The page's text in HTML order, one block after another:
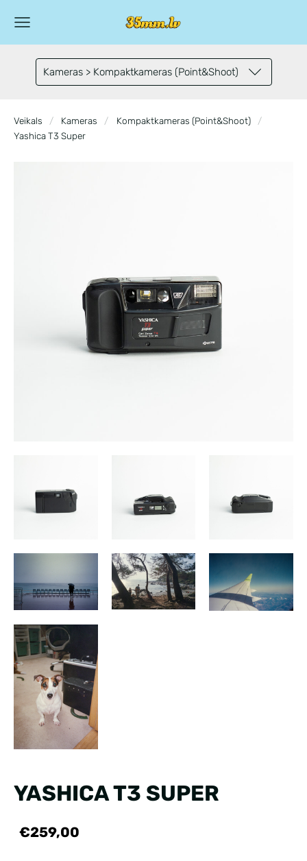
Kameras > Kompaktkameras (Point&Shoot)
Veikals Kameras
Kompaktkameras (Point&Shoot)
Yashica T3 Super
YASHICA T3 SUPER
€259,00